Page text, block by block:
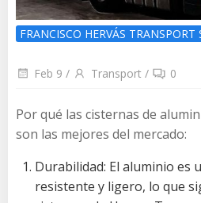
FRANCISCO HERVÁS TRANSPORT
Feb 9 / Transport / 0
Por qué las cisternas de
son las mejores del mercado:
Durabilidad: El aluminio es
resistente y ligero, lo que